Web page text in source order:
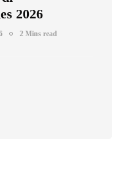
2026
2 Mins read